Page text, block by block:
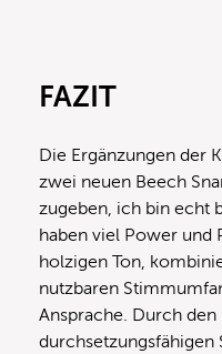
FAZIT
Die Ergänzungen der
zwei neuen Beech
zugeben, ich bin echt
haben viel Power und
holzigen Ton,
nutzbaren
Ansprache. Durch den
durchsetzungsfähigen